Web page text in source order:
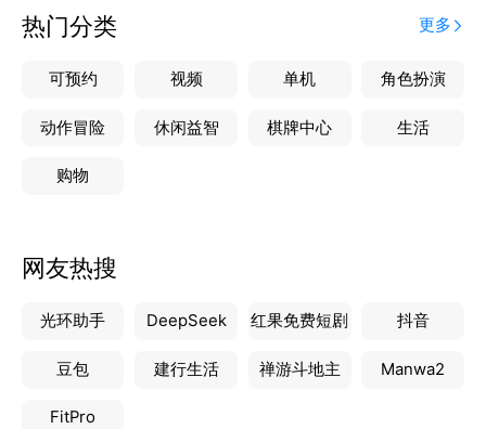
数据中提取有价值的信息，为企业的决策提供数据支
持。通过平台提供的数据，企业可以更好地了解市场需
求，优化资源配置，提升市场竞争力。总的来说，资产
化房产、土地、仪器设备管理系统，能够为运营管理带
热门分类 更多
可预约 视频 单机 角色扮演
动作冒险 休闲益智 棋牌中心 生活
购物
网友热搜
光环助手 DeepSeek 红果免费短剧 抖音
豆包 建行生活 禅游斗地主 Manwa2
FitPro